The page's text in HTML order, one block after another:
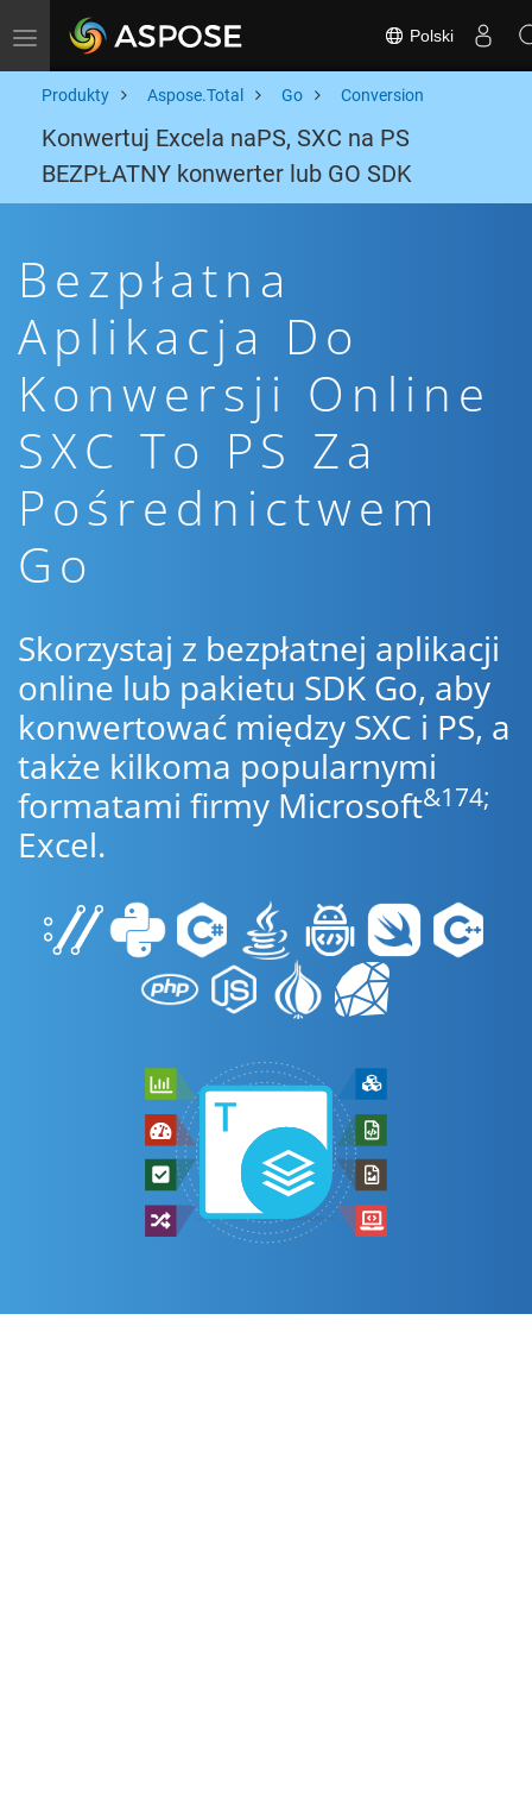
Toggle navigation Polski
Produkty Aspose.Total Go Conversion
Konwertuj Excela naPS, SXC na PS
BEZPŁATNY konwerter lub GO SDK
Bezpłatna
Aplikacja Do
Konwersji Online
SXC To PS Za
Pośrednictwem
Go
Skorzystaj z bezpłatnej aplikacji
online lub pakietu SDK Go, aby
konwertować między SXC i PS, a
także kilkoma popularnymi
formatami firmy Microsoft&174;
Excel.